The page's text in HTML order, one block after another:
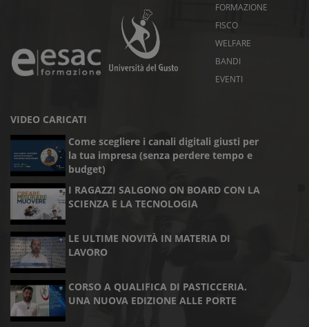
FORMAZIONE
FISCO
WELFARE
BANDI
EVENTI
VIDEO CARICATI
Come scegliere i canali digitali giusti per
la tua impresa (senza perdere tempo e
budget)
I RAGAZZI SALGONO ON BOARD CON LA
SCIENZA E LA TECNOLOGIA
LE ULTIME NOVITÀ IN MATERIA DI
LAVORO
CORSO A QUALIFICA DI PASTICCERIA.
UNA NUOVA EDIZIONE ALLE PORTE